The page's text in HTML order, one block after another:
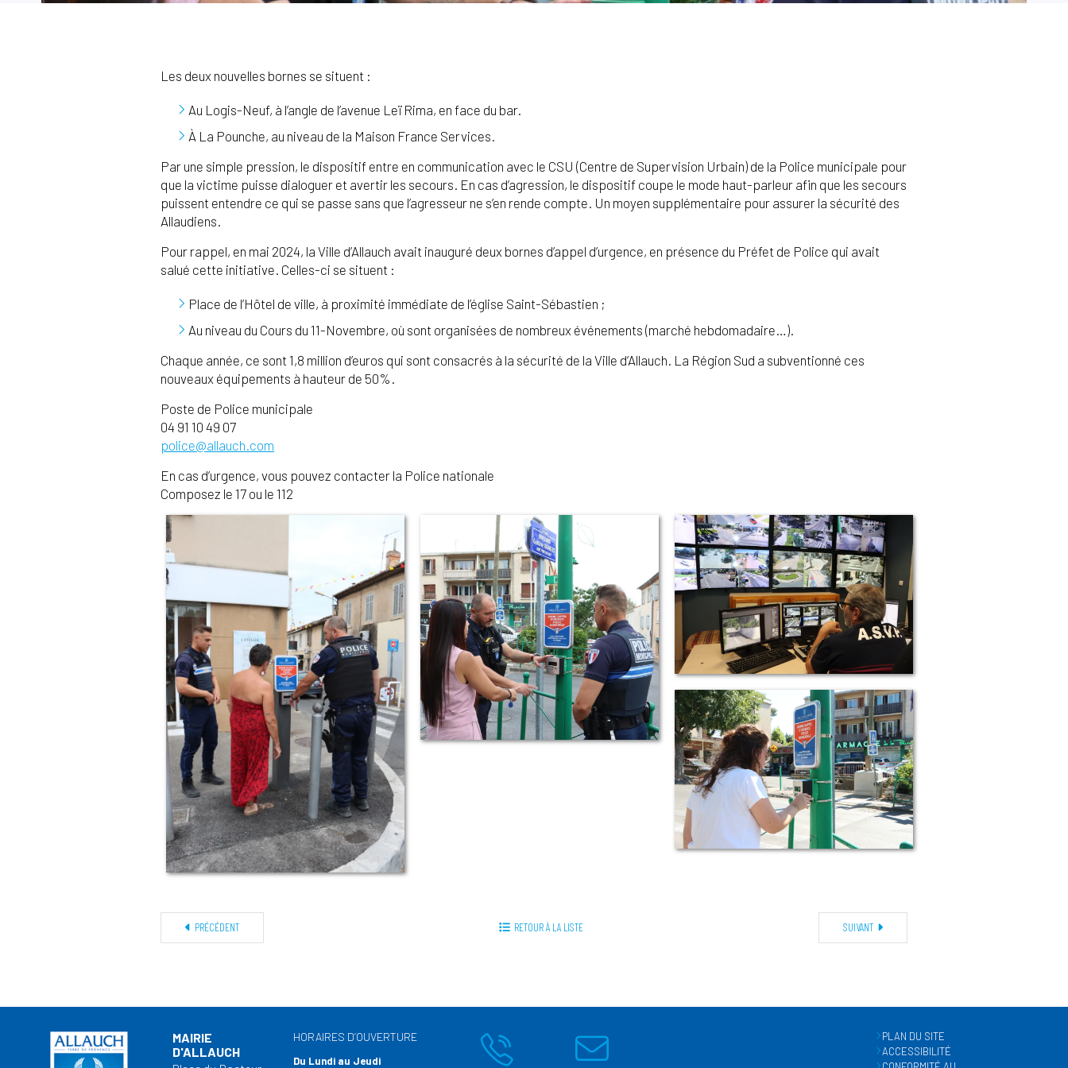
Les deux nouvelles bornes se situent :
Au Logis-Neuf, à l’angle de l’avenue Leï Rima, en face du bar.
À La Pounche, au niveau de la Maison France Services.
Par une simple pression, le dispositif entre en communication avec le CSU (Centre de Supervision Urbain) de la Police municipale pour
que la victime puisse dialoguer et avertir les secours. En cas d’agression, le dispositif coupe le mode haut-parleur afin que les secours
puissent entendre ce qui se passe sans que l’agresseur ne s’en rende compte. Un moyen supplémentaire pour assurer la sécurité des
Allaudiens.
Pour rappel, en mai 2024, la Ville d’Allauch avait inauguré deux bornes d’appel d’urgence, en présence du Préfet de Police qui avait
salué cette initiative. Celles-ci se situent :
Place de l’Hôtel de ville, à proximité immédiate de l’église Saint-Sébastien ;
Au niveau du Cours du 11-Novembre, où sont organisées de nombreux événements (marché hebdomadaire…).
Chaque année, ce sont 1,8 million d’euros qui sont consacrés à la sécurité de la Ville d’Allauch. La Région Sud a subventionné ces
nouveaux équipements à hauteur de 50%.
Poste de Police municipale
04 91 10 49 07
police@allauch.com
En cas d’urgence, vous pouvez contacter la Police nationale
Composez le 17 ou le 112
PRÉCÉDENT RETOUR À LA LISTE SUIVANT
MAIRIE
D'ALLAUCH
HORAIRES D’OUVERTURE
Du Lundi au Jeudi
PLAN DU SITE
ACCESSIBILITÉ